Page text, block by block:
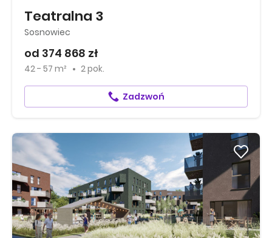
Teatralna 3
Sosnowiec
od 374 868 zł
42 - 57 m² 2 pok.
Zadzwoń